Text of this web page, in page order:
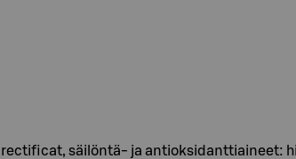
säilöntä- ja antioksidanttiaineet: